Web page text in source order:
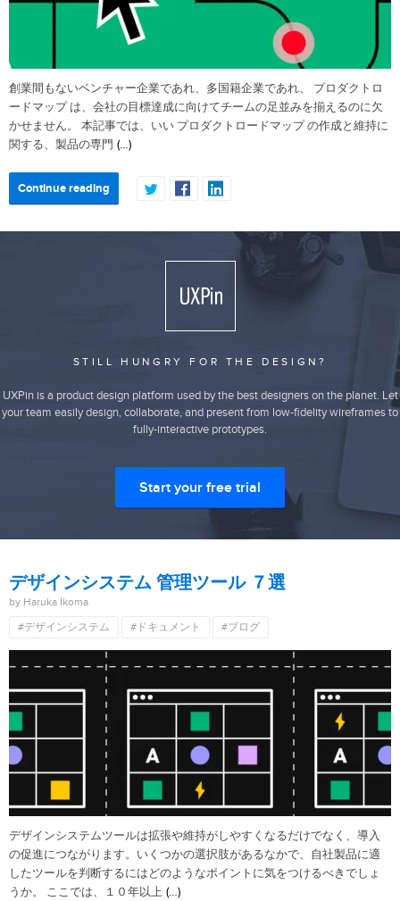
創業間もないベンチャー企業であれ、多国籍企業であれ、 プロダクトロ
ードマップ は、会社の目標達成に向けてチームの足並みを揃えるのに欠
かせません。 本記事では、いい プロダクトロードマップ の作成と維持に
関する、製品の専門 (…)
Continue reading
STILL HUNGRY FOR THE DESIGN?
UXPin is a product design platform used by the best designers on the planet. Let
your team easily design, collaborate, and present from low-fidelity wireframes to
fully-interactive prototypes.
Start your free trial
デザインシステム 管理ツール ７選
by Haruka Ikoma
#デザインシステム
#ドキュメント #ブログ
デザインシステムツールは拡張や維持がしやすくなるだけでなく、導入
の促進につながります。いくつかの選択肢があるなかで、自社製品に適
したツールを判断するにはどのようなポイントに気をつけるべきでしょ
うか。 ここでは、１０年以上 (…)